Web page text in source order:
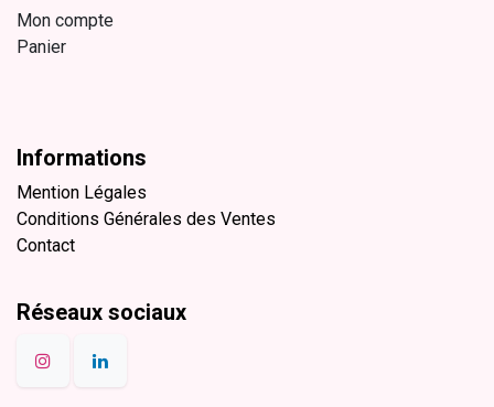
Mon compte
Panier
Informations
Mention Légales
Conditions Générales des Ventes
Contact
Réseaux sociaux